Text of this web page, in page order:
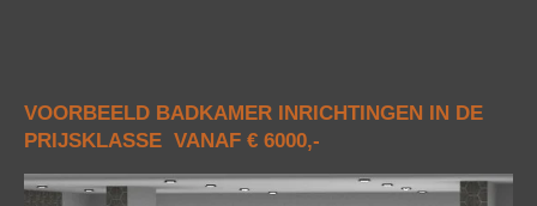
VOORBEELD BADKAMER INRICHTINGEN IN DE
PRIJSKLASSE VANAF € 6000,-